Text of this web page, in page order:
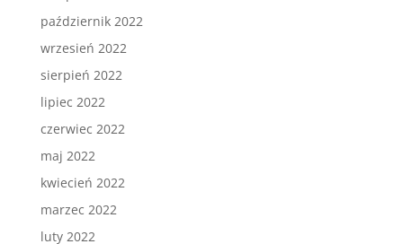
październik 2022
wrzesień 2022
sierpień 2022
lipiec 2022
czerwiec 2022
maj 2022
kwiecień 2022
marzec 2022
luty 2022